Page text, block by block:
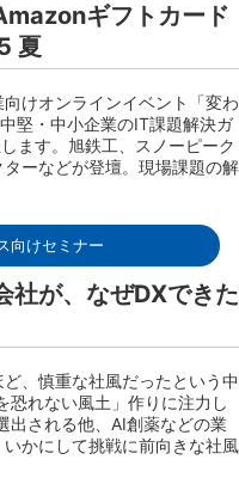
ギフトカード
夏
けオンラインイベント「変わ
堅・中小企業のIT課題解決ガ
ます。旭鉄工、スノーピーク
ーなどが登壇。現場課題の解
向けセミナー
社が、なぜDXできた
、慎重な社風だったという中
恐れない風土」作りに注力し
出される他、AI創薬などの業
かにして挑戦に前向きな社風